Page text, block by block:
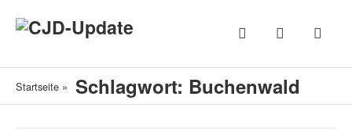
Startseite » Schlagwort: Buchenwald